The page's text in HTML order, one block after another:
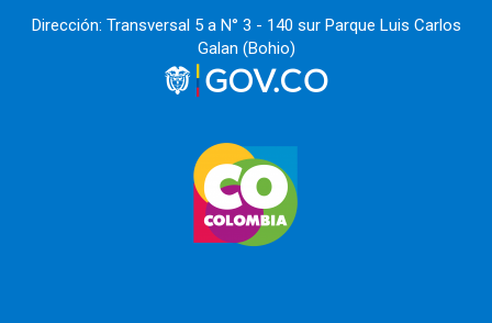
Dirección: Transversal 5 a N° 3 - 140 sur Parque Luis Carlos
Galan (Bohio)